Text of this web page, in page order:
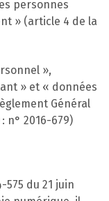
personnes
» (article 4 de la
»,
» et « données
Général
n° 2016-679)
575 du 21 juin